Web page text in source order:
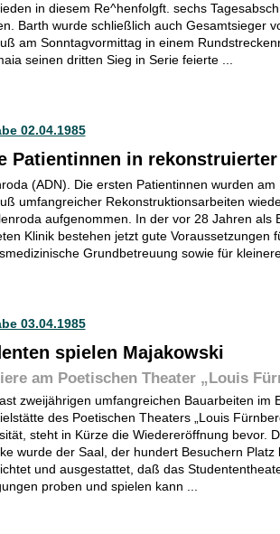
in diesem Re^henfolgft. sechs
Barth wurde schließlich auch Gesamtsieger
am Sonntagvormittag in einem
seinen dritten Sieg in Serie feierte ...
02.04.1985
Patientinnen in
(ADN). Die ersten Patientinnen wurden am
umfangreicher Rekonstruktionsarbeiten
aufgenommen. In der vor 28 Jahren als
Klinik bestehen jetzt gute Voraussetzungen
Grundbetreuung sowie für
03.04.1985
spielen Majakowski
am Poetischen Theater „Louis
zweijährigen umfangreichen Bauarbeiten im
des Poetischen Theaters „Louis
steht in Kürze die Wiedereröffnung bevor.
wurde der Saal, der hundert Besuchern Platz
und ausgestattet, daß das
proben und spielen kann ...